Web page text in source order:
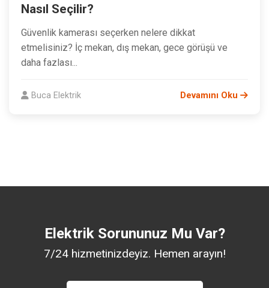
Nasıl Seçilir?
Güvenlik kamerası seçerken nelere dikkat
etmelisiniz? İç mekan, dış mekan, gece görüşü ve
daha fazlası...
Buca Elektrik Devamını Oku
Elektrik Sorununuz Mu Var?
7/24 hizmetinizdeyiz. Hemen arayın!